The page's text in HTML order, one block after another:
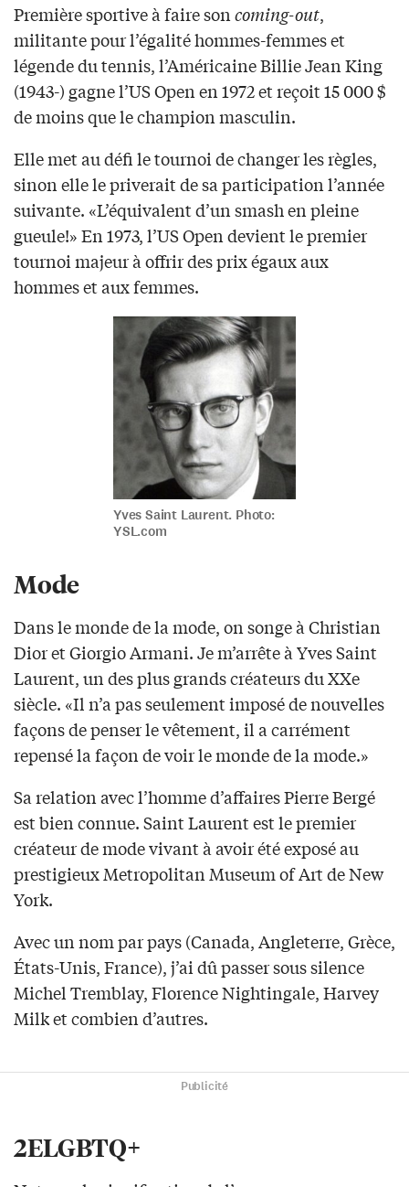
Première sportive à faire soncoming-out,
militante pour l’égalité hommes-femmes et
légende du tennis, l’Américaine Billie Jean King
(1943-) gagne l’US Open en 1972 et reçoit 15 000 $
de moins que le champion masculin.
Elle met au défi le tournoi de changer les règles,
sinon elle le priverait de sa participation l’année
suivante. «L’équivalent d’un smash en pleine
gueule!» En 1973, l’US Open devient le premier
tournoi majeur à offrir des prix égaux aux
hommes et aux femmes.
Yves Saint Laurent. Photo:
YSL.com
Mode
Dans le monde de la mode, on songe à Christian
Dior et Giorgio Armani. Je m’arrête à Yves Saint
Laurent, un des plus grands créateurs du XXe
siècle. «Il n’a pas seulement imposé de nouvelles
façons de penser le vêtement, il a carrément
repensé la façon de voir le monde de la mode.»
Sa relation avec l’homme d’affaires Pierre Bergé
est bien connue. Saint Laurent est le premier
créateur de mode vivant à avoir été exposé au
prestigieux Metropolitan Museum of Art de New
York.
Avec un nom par pays (Canada, Angleterre, Grèce,
États-Unis, France), j’ai dû passer sous silence
Michel Tremblay, Florence Nightingale, Harvey
Milk et combien d’autres.
Publicité
2ELGBTQ+